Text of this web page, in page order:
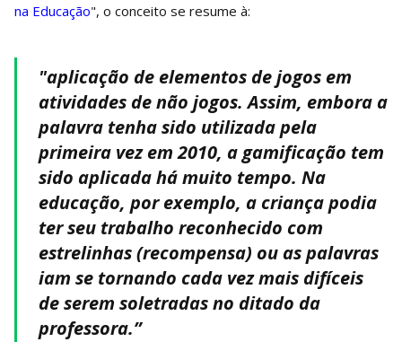
na Educação", o conceito se resume à:
"aplicação de elementos de jogos em
atividades de não jogos. Assim, embora a
palavra tenha sido utilizada pela
primeira vez em 2010, a gamificação tem
sido aplicada há muito tempo. Na
educação, por exemplo, a criança podia
ter seu trabalho reconhecido com
estrelinhas (recompensa) ou as palavras
iam se tornando cada vez mais difíceis
de serem soletradas no ditado da
professora.”